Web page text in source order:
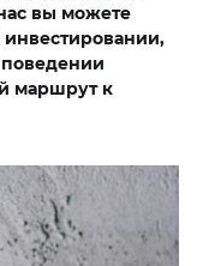
вы можете
маршрут к